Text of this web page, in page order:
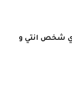
شخص انتي و